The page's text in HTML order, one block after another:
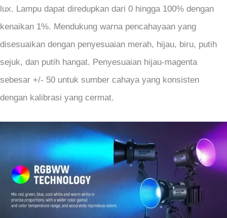
lux. Lampu dapat diredupkan dari 0 hingga 100% dengan
kenaikan 1%. Mendukung warna pencahayaan yang
disesuaikan dengan penyesuaian merah, hijau, biru, putih
sejuk, dan putih hangat. Penyesuaian hijau-magenta
sebesar +/- 50 untuk sumber cahaya yang konsisten
dengan kalibrasi yang cermat.